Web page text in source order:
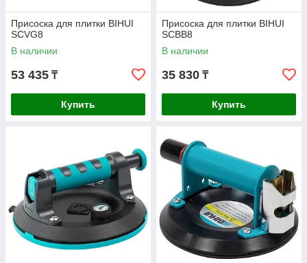
Присоска для плитки BIHUI
SCVG8
В наличии
53 435 ₸
Купить
Присоска для плитки BIHUI
SCBB8
В наличии
35 830 ₸
Купить